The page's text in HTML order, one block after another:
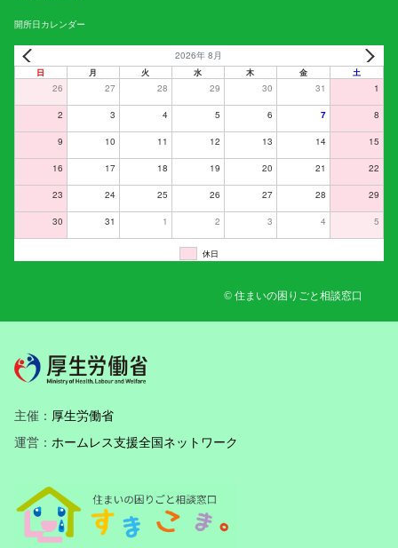
開所日カレンダー
2026年 8月
日 月 火 水 木 金 土
26 27 28 29 30 31 1
2 3 4 5 6 7 8
9 10 11 12 13 14 15
16 17 18 19 20 21 22
23 24 25 26 27 28 29
30 31 1 2 3 4 5
休日
© 住まいの困りごと相談窓口
主催： 厚生労働省
運営： ホームレス支援全国ネットワーク